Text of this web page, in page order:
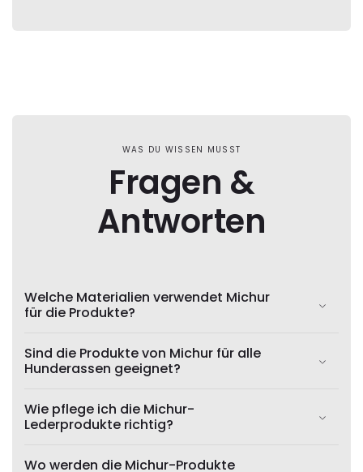
WAS DU WISSEN MUSST
Fragen &
Antworten
Welche Materialien verwendet Michur
für die Produkte?
Sind die Produkte von Michur für alle
Hunderassen geeignet?
Wie pflege ich die Michur-
Lederprodukte richtig?
Wo werden die Michur-Produkte